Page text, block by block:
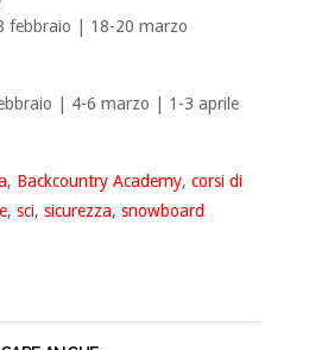
febbraio | 18-20 marzo
| 4-6 marzo | 1-3 aprile
, Backcountry Academy,corsi di
,sci,sicurezza,snowboard